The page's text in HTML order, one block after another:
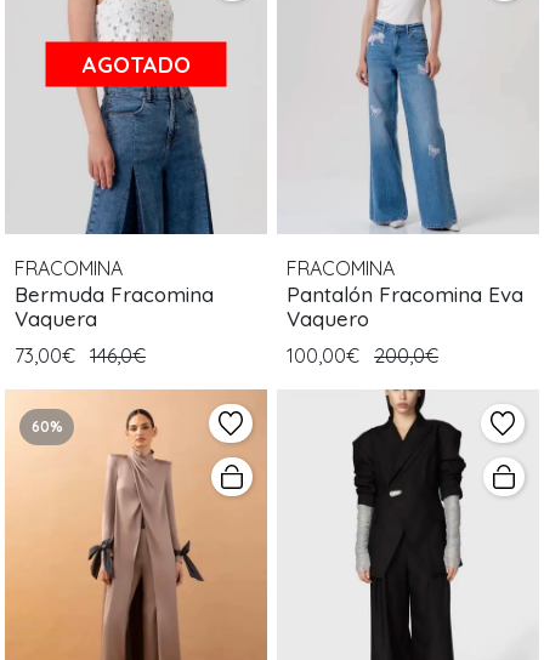
AGOTADO
FRACOMINA
Bermuda Fracomina
Vaquera
73,00€ 146,0€
FRACOMINA
Pantalón Fracomina Eva
Vaquero
100,00€ 200,0€
60%